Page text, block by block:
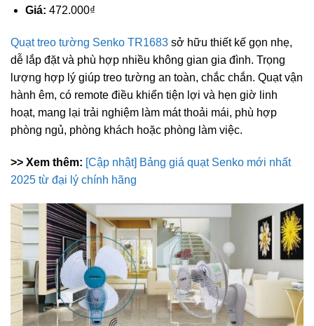
Giá: 472.000₫
Quạt treo tường Senko TR1683 sở hữu thiết kế gọn nhẹ,
dễ lắp đặt và phù hợp nhiều không gian gia đình. Trọng
lượng hợp lý giúp treo tường an toàn, chắc chắn. Quạt vận
hành êm, có remote điều khiển tiện lợi và hẹn giờ linh
hoạt, mang lại trải nghiệm làm mát thoải mái, phù hợp
phòng ngủ, phòng khách hoặc phòng làm việc.
>> Xem thêm: [Cập nhật] Bảng giá quạt Senko mới nhất
2025 từ đại lý chính hãng